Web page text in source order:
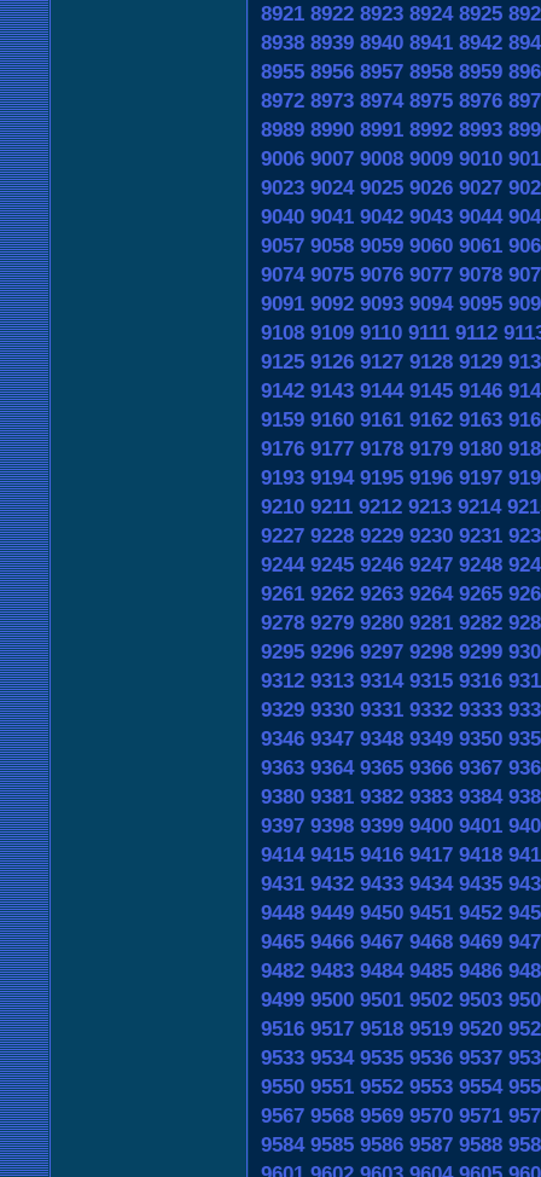
8921 8922 8923 8924 8925
8938 8939 8940 8941 8942
8955 8956 8957 8958 8959
8972 8973 8974 8975 8976
8989 8990 8991 8992 8993
9006 9007 9008 9009 9010
9023 9024 9025 9026 9027
9040 9041 9042 9043 9044
9057 9058 9059 9060 9061
9074 9075 9076 9077 9078
9091 9092 9093 9094 9095
9108 9109 9110 9111 9112
9125 9126 9127 9128 9129
9142 9143 9144 9145 9146
9159 9160 9161 9162 9163
9176 9177 9178 9179 9180
9193 9194 9195 9196 9197
9210 9211 9212 9213 9214
9227 9228 9229 9230 9231
9244 9245 9246 9247 9248
9261 9262 9263 9264 9265
9278 9279 9280 9281 9282
9295 9296 9297 9298 9299
9312 9313 9314 9315 9316
9329 9330 9331 9332 9333
9346 9347 9348 9349 9350
9363 9364 9365 9366 9367
9380 9381 9382 9383 9384
9397 9398 9399 9400 9401
9414 9415 9416 9417 9418
9431 9432 9433 9434 9435
9448 9449 9450 9451 9452
9465 9466 9467 9468 9469
9482 9483 9484 9485 9486
9499 9500 9501 9502 9503
9516 9517 9518 9519 9520
9533 9534 9535 9536 9537
9550 9551 9552 9553 9554
9567 9568 9569 9570 9571
9584 9585 9586 9587 9588